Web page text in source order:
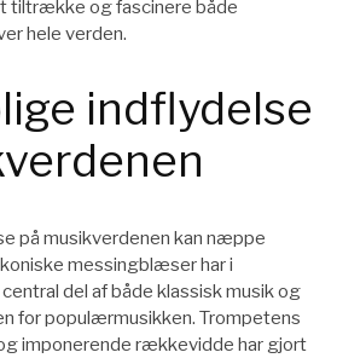
tiltrække og fascinere både
hele verden.
indflydelse
på musikverdenen kan næppe
messingblæser har i
del af både klassisk musik og
for populærmusikken. Trompetens
imponerende rækkevidde har gjort